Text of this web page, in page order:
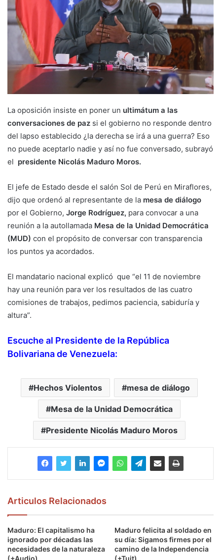
La oposición insiste en poner un ultimátum a las
conversaciones de paz si el gobierno no responde dentro
del lapso establecido ¿la derecha se irá a una guerra? Eso
no puede aceptarlo nadie y así no fue conversado, subrayó
el presidente Nicolás Maduro Moros.
El jefe de Estado desde el salón Sol de Perú en Miraflores,
dijo que ordenó al representante de la mesa de diálogo
por el Gobierno, Jorge Rodríguez, para convocar a una
reunión a la autollamada Mesa de la Unidad Democrática
(MUD) con el propósito de conversar con transparencia
los puntos ya acordados.
El mandatario nacional explicó que “el 11 de noviembre
hay una reunión para ver los resultados de las cuatro
comisiones de trabajos, pedimos paciencia, sabiduría y
altura”.
Escuche al Presidente de la República
Bolivariana de Venezuela:
Hechos Violentos mesa de diálogo
Mesa de la Unidad Democrática
Presidente Nicolás Maduro Moros
Articulos Relacionados
Maduro: El capitalismo ha
ignorado por décadas las
necesidades de la naturaleza
Maduro felicita al soldado en
su día: Sigamos firmes por el
camino de la Independencia